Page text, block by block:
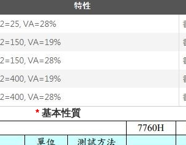
* 基本性質